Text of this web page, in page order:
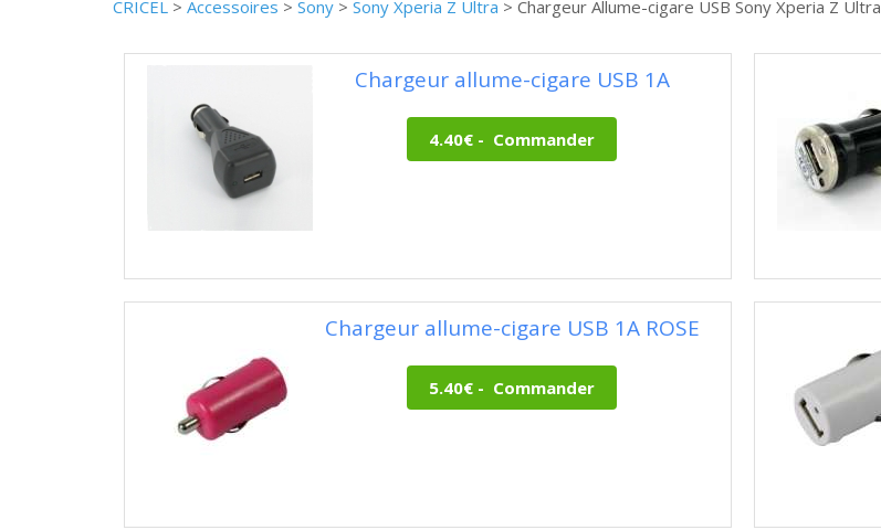
CRICEL > Accessoires > Sony > Sony Xperia Z Ultra > Chargeur Allume-cigare USB Sony Xperia Z Ultra
Chargeur allume-cigare USB 1A
Chargeur allume-cigare USB 1A ROSE